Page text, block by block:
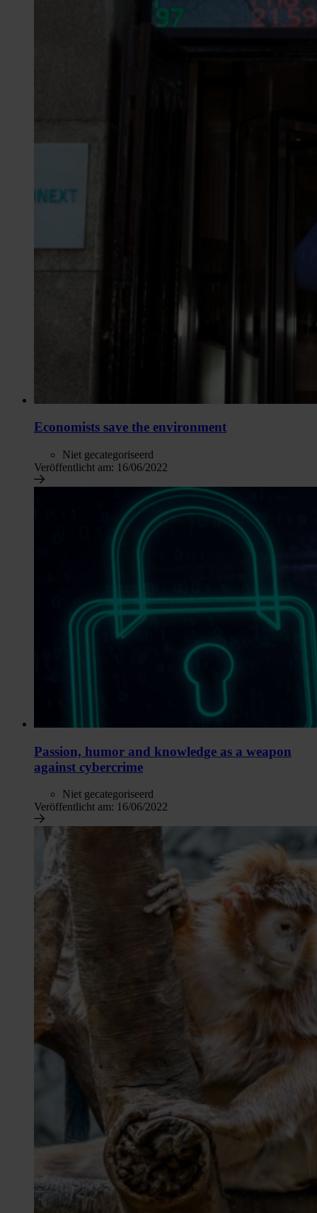
Economists save the environment
Niet gecategoriseerd
Veröffentlicht am: 16/06/2022
Passion, humor and knowledge as a weapon
against cybercrime
Niet gecategoriseerd
Veröffentlicht am: 16/06/2022